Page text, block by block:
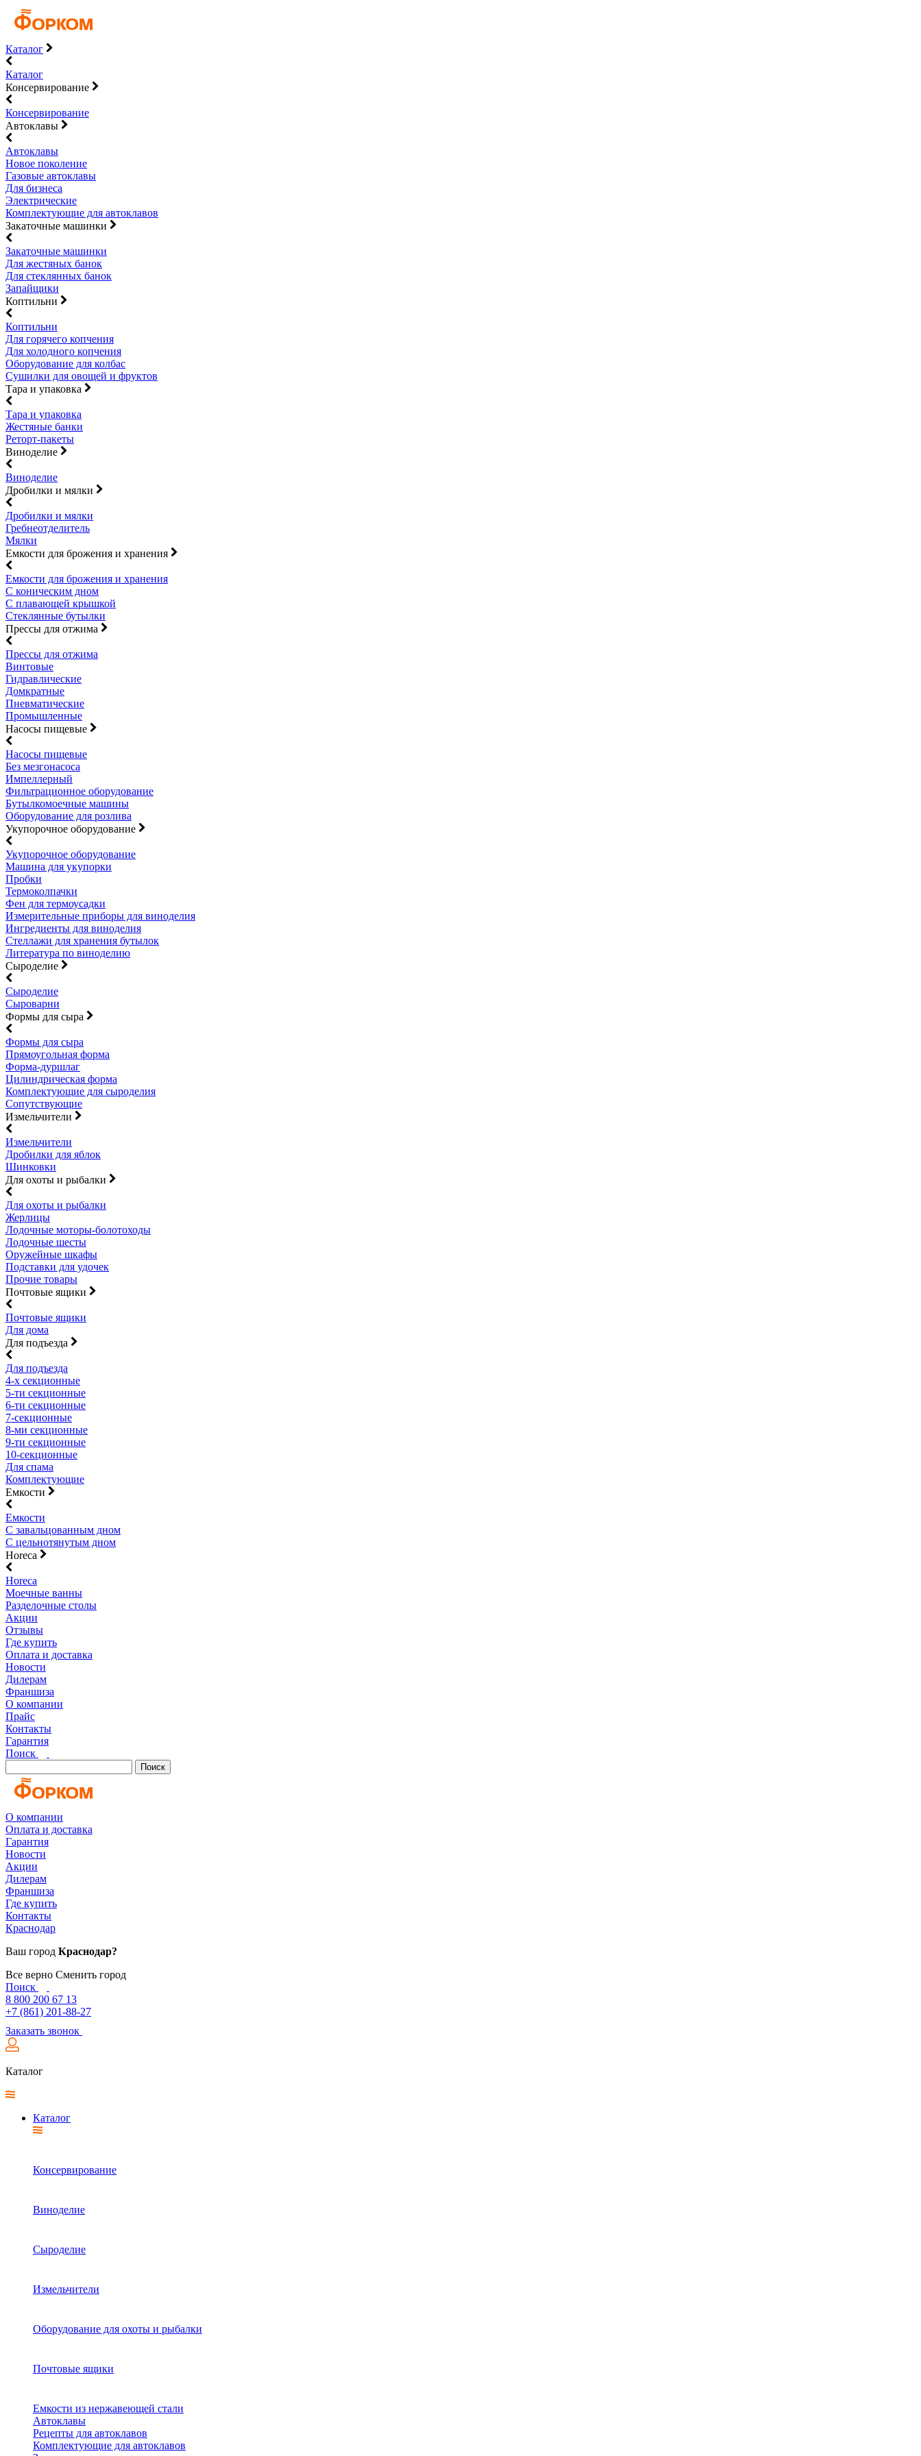
Каталог
Каталог
Консервирование
Консервирование
Автоклавы
Автоклавы
Новое поколение
Газовые автоклавы
Для бизнеса
Электрические
Комплектующие для автоклавов
Закаточные машинки
Закаточные машинки
Для жестяных банок
Для стеклянных банок
Запайщики
Коптильни
Коптильни
Для горячего копчения
Для холодного копчения
Оборудование для колбас
Сушилки для овощей и фруктов
Тара и упаковка
Тара и упаковка
Жестяные банки
Реторт-пакеты
Виноделие
Виноделие
Дробилки и мялки
Дробилки и мялки
Гребнеотделитель
Мялки
Емкости для брожения и хранения
Емкости для брожения и хранения
С коническим дном
С плавающей крышкой
Стеклянные бутылки
Прессы для отжима
Прессы для отжима
Винтовые
Гидравлические
Домкратные
Пневматические
Промышленные
Насосы пищевые
Насосы пищевые
Без мезгонасоса
Импеллерный
Фильтрационное оборудование
Бутылкомоечные машины
Оборудование для розлива
Укупорочное оборудование
Укупорочное оборудование
Машина для укупорки
Пробки
Термоколпачки
Фен для термоусадки
Измерительные приборы для виноделия
Ингредиенты для виноделия
Стеллажи для хранения бутылок
Литература по виноделию
Сыроделие
Сыроделие
Сыроварни
Формы для сыра
Формы для сыра
Прямоугольная форма
Форма-дуршлаг
Цилиндрическая форма
Комплектующие для сыроделия
Сопутствующие
Измельчители
Измельчители
Дробилки для яблок
Шинковки
Для охоты и рыбалки
Для охоты и рыбалки
Жерлицы
Лодочные моторы-болотоходы
Лодочные шесты
Оружейные шкафы
Подставки для удочек
Прочие товары
Почтовые ящики
Почтовые ящики
Для дома
Для подъезда
Для подъезда
4-х секционные
5-ти секционные
6-ти секционные
7-секционные
8-ми секционные
9-ти секционные
10-секционные
Для спама
Комплектующие
Емкости
Емкости
С завальцованным дном
С цельнотянутым дном
Horeca
Horeca
Моечные ванны
Разделочные столы
Акции
Отзывы
Где купить
Оплата и доставка
Новости
Дилерам
Франшиза
О компании
Прайс
Контакты
Гарантия
Поиск
Поиск
О компании
Оплата и доставка
Гарантия
Новости
Акции
Дилерам
Франшиза
Где купить
Контакты
Краснодар
Ваш город Краснодар?
Все верно Сменить город
Поиск
8 800 200 67 13
+7 (861) 201-88-27
Заказать звонок
Каталог
Каталог
Консервирование
Виноделие
Сыроделие
Измельчители
Оборудование для охоты и рыбалки
Почтовые ящики
Емкости из нержавеющей стали
Автоклавы
Рецепты для автоклавов
Комплектующие для автоклавов